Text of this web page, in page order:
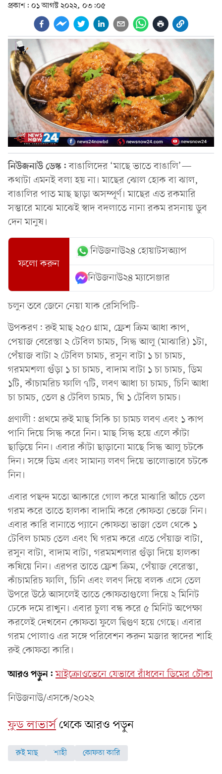
প্রকাশ: ০১ আগস্ট ২০২২, ০৩:০৫
নিউজনাউ ডেস্ক:বাঙালিদের ‘মাছে ভাতে বাঙালি’—
কথাটা এমনই বলা হয় না। মাছের ঝোল হোক বা ঝাল,
বাঙালির পাত মাছ ছাড়া অসম্পূর্ণ। মাছের এত রকমারি
সম্ভারে মাঝে মাঝেই স্বাদ বদলাতে নানা রকম রসনায় ডুব
দেন মানুষ।
ফলো করুন
নিউজনাউ২৪ হোয়াটসঅ্যাপ
নিউজনাউ২৪ ম্যাসেঞ্জার
চলুন তবে জেনে নেয়া যাক রেসিপিটি-
উপকরণ: রুই মাছ ২৫০ গ্রাম, ফ্রেশ ক্রিম আধা কাপ,
পেয়াজ বেরেস্তা ২ টেবিল চামচ, সিদ্ধ আলু (মাঝারি) ১টা,
পেঁয়াজ বাটা ২ টেবিল চামচ, রসুন বাটা ১ চা চামচ,
গরমমশলা গুঁড়া ১ চা চামচ, বাদাম বাটা ১ চা চামচ, ডিম
১টি, কাঁচামরিচ ফালি ৭টি, লবণ আধা চা চামচ, চিনি আধা
চা চামচ, তেল ৪ টেবিল চামচ, ঘি ১ টেবিল চামচ।
প্রণালী: প্রথমে রুই মাছ সিকি চা চামচ লবণ এবং ১ কাপ
পানি দিয়ে সিদ্ধ করে নিন। মাছ সিদ্ধ হয়ে এলে কাঁটা
ছাড়িয়ে নিন। এবার কাঁটা ছাড়ানো মাছে সিদ্ধ আলু চটকে
দিন। সঙ্গে ডিম এবং সামান্য লবণ দিয়ে ভালোভাবে চটকে
নিন।
এবার পছন্দ মতো আকারে গোল করে মাঝারি আঁচে তেল
গরম করে তাতে হালকা বাদামি করে কোফতা ভেজে নিন।
এবার কারি বানাতে প্যানে কোফতা ভাজা তেল থেকে ১
টেবিল চামচ তেল এবং ঘি গরম করে এতে পেঁয়াজ বাটা,
রসুন বাটা, বাদাম বাটা, গরমমশলার গুঁড়া দিয়ে হালকা
কষিয়ে নিন। এরপর তাতে ফ্রেশ ক্রিম, পেঁয়াজ বেরেস্তা,
কাঁচামরিচ ফালি, চিনি এবং লবণ দিয়ে বলক এসে তেল
উপরে উঠে আসলেই তাতে কোফতাগুলো দিয়ে ২ মিনিট
ঢেকে দমে রাখুন। এবার চুলা বন্ধ করে ৫ মিনিট অপেক্ষা
করলেই দেখবেন কোফতা ফুলে দ্বিগুণ হয়ে গেছে। এবার
গরম পোলাও এর সঙ্গে পরিবেশন করুন মজার স্বাদের শাহি
রুই কোফতা কারি।
আরও পড়ুন: মাইক্রোওভেনে যেভাবে রাঁধবেন ডিমের চৌকা
নিউজনাউ/এসকে/২০২২
ফুড লাভার্সথেকে আরও পড়ুন
রুই মাছ শাহী কোফতা কারি